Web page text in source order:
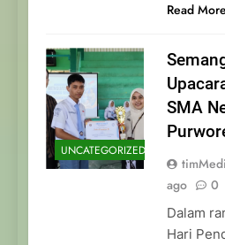
Read More
UNCATEGORIZED
SMA
ago
0
Dalam
Hari